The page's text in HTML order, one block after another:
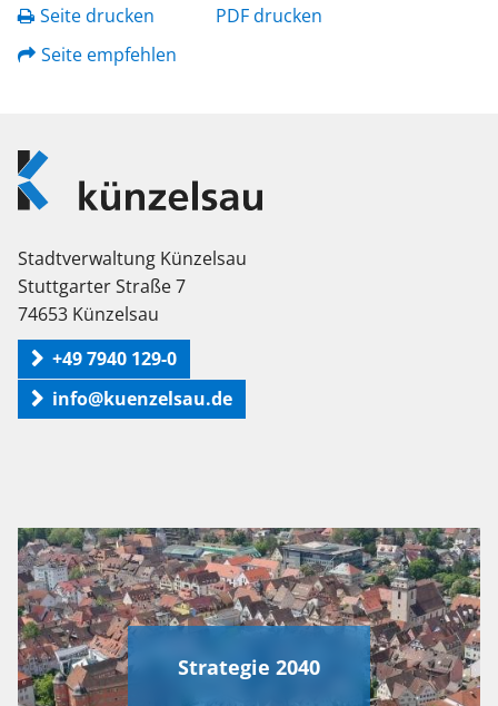
Seite drucken
PDF drucken
Seite empfehlen
Logo
Künzelsau
Stadtverwaltung Künzelsau
Stuttgarter Straße 7
74653 Künzelsau
+49 7940 129-0
info@kuenzelsau.de
Strategie 2040